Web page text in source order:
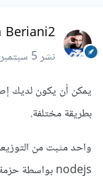
Beriani2
نشر5 سبتمبر 2021
بطريقة مختلفة.
واحد مثبت من